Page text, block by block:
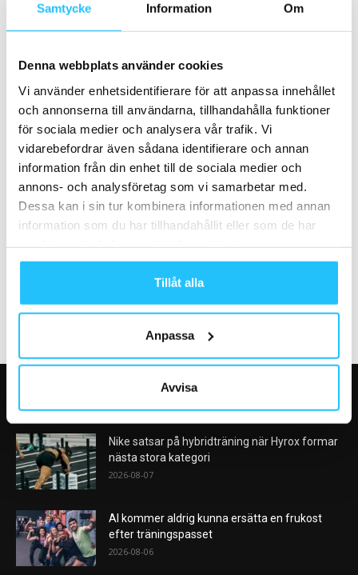
Samtycke Information Om
Denna webbplats använder cookies
Vi använder enhetsidentifierare för att anpassa innehållet
och annonserna till användarna, tillhandahålla funktioner
för sociala medier och analysera vår trafik. Vi
vidarebefordrar även sådana identifierare och annan
information från din enhet till de sociala medier och
annons- och analysföretag som vi samarbetar med.
Dessa kan i sin tur kombinera informationen med annan
information som du har tillhandahållit eller som de har
Tillåt alla
Anpassa
Avvisa
samarbete kring EGYM – ska
höja...
proaktivt
Business Hemmaträning
VÅRA FAVORITER
Nike satsar på hybridträning när Hyrox formar
nästa stora kategori
2026-08-07
AI kommer aldrig kunna ersätta en frukost
efter träningspasset
2026-08-06